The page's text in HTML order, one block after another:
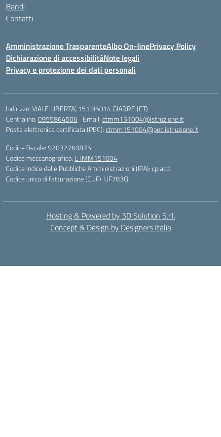
Bandi
Contatti
Amministrazione TrasparenteAlbo On-linePrivacy Policy
Dichiarazione di accessibilitàNote legali
Privacy e protezione dei dati personali
Indirizzo:VIALE LIBERTA’, 151 95014 GIARRE (CT)
Centralino:0955864506 Email:ctmm151004@istruzione.it
Posta elettronica certificata (PEC):ctmm151004@pec.istruzione.it
Codice fiscale: 92032760875
Codice meccanografico: CTMM151004
Codice Indice delle Pubbliche Amministrazioni (IPA): cpiacd
Codice unico di fatturazione (CUF): UF783Q
Hosting & Powered by 3D Solution S.r.l.
Concept & Design by Designers Italia